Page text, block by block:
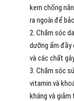
kem chống
ra ngoài để
Chăm sóc
dưỡng ẩm
và các chất
Chăm sóc
vitamin và
kháng và giảm